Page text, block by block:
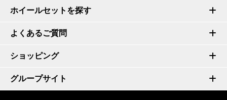
ホイールセットを探す
よくあるご質問
ショッピング
グループサイト